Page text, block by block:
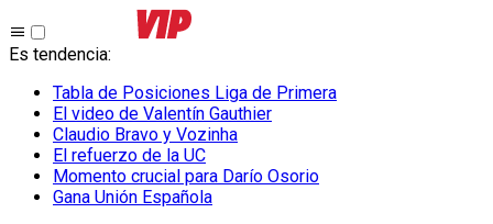
Es tendencia:
Tabla de Posiciones Liga de Primera
El video de Valentín Gauthier
Claudio Bravo y Vozinha
El refuerzo de la UC
Momento crucial para Darío Osorio
Gana Unión Española